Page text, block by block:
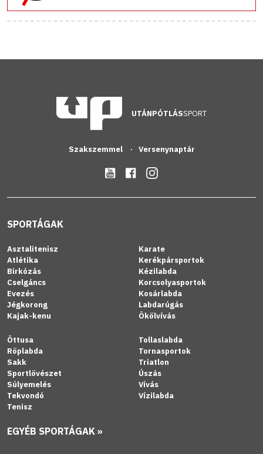
UTÁNPÓTLÁSSPORT
Szakszemmel Versenynaptár
SPORTÁGAK
Asztalitenisz
Atlétika
Birkózás
Cselgáncs
Evezés
Jégkorong
Kajak-kenu
Karate
Kerékpársportok
Kézilabda
Korcsolyasportok
Kosárlabda
Labdarúgás
Ökölvívás
Öttusa
Röplabda
Sakk
Sportlövészet
Súlyemelés
Tekvondó
Tenisz
Tollaslabda
Tornasportok
Triatlon
Úszás
Vívás
Vízilabda
EGYÉB SPORTÁGAK »